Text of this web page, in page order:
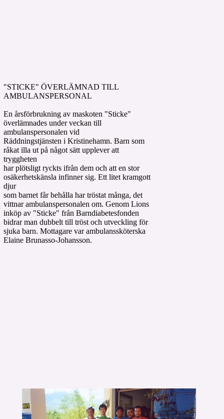
"STICKE" ÖVERLÄMNAD TILL
AMBULANSPERSONAL
En årsförbrukning av maskoten "Sticke"
överlämnades under veckan till
ambulanspersonalen vid
Räddningstjänsten i Kristinehamn. Barn som
råkat illa ut på något sätt upplever att
tryggheten
har plötsligt ryckts ifrån dem och att en stor
osäkerhetskänsla infinner sig. Ett litet kramgott
djur
som barnet får behålla har tröstat många, det
vittnar ambulanspersonalen om. Genom Lions
inköp av "Sticke" från Barndiabetesfonden
bidrar man dubbelt till tröst och utveckling för
sjuka barn. Mottagare var ambulanssköterska
Elaine Brunasso-Johansson.